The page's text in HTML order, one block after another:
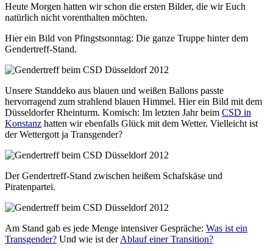
Heute Morgen hatten wir schon die ersten Bilder, die wir Euch
natürlich nicht vorenthalten möchten.
Hier ein Bild von Pfingstsonntag: Die ganze Truppe hinter dem
Gendertreff-Stand.
Unsere Standdeko aus blauen und weißen Ballons passte
hervorragend zum strahlend blauen Himmel. Hier ein Bild mit dem
Düsseldorfer Rheinturm. Komisch: Im letzten Jahr beim CSD in
Konstanz hatten wir ebenfalls Glück mit dem Wetter. Vielleicht ist
der Wettergott ja Transgender?
Der Gendertreff-Stand zwischen heißem Schafskäse und
Piratenpartei.
Am Stand gab es jede Menge intensiver Gespräche: Was ist ein
Transgender? Und wie ist derAblauf einer Transition?